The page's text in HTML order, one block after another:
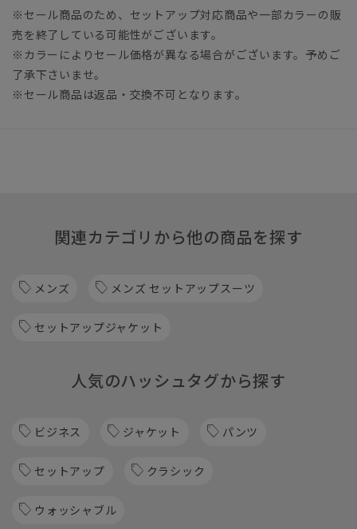
※セール商品のため、セットアップ対応商品や一部カラーの販
売を終了している可能性がございます。
※カラーによりセール価格が異なる場合がございます。予めご
了承下さいませ。
※セール商品は返品・交換不可となります。
関連カテゴリから他の商品を探す
メンズ メンズ セットアップスーツ
セットアップジャケット
人気のハッシュタグから探す
ビジネス ジャケット パンツ
セットアップ クラシック
ウォッシャブル